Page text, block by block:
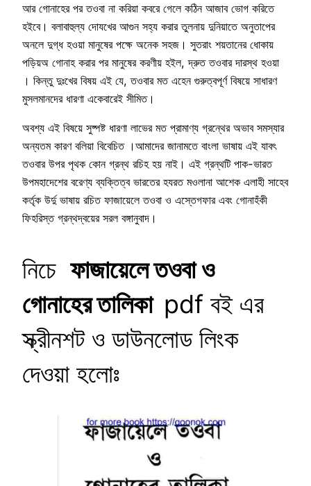
আর গোনাহের পর তওবা না করিয়া কবরে গেলে কঠিন আজাব ভোগ করিতে
হইবে। বলাবাহুল্য দোযখের আগুন সহ্য করার তুলনায় দুনিয়াতে অনুতাপের
অনলে দুগ্ধ হওয়া মানুষের পক্ষে অনেক সহজ। সুতরাং শয়তানের ধোকায়
পড়িয়অ গোনাহ করার পর মানুষের করণীয় হইল, দ্রুত তওবার দারস্থ হওয়া
। কিন্তু দুঃখের বিষয় এই যে, তওবার মত এহেন গুরুত্বপূর্ণ বিষয়ে সাধারণ
মুসলমানদের ধারণা একেবারেই সীমিত।
অবশ্য এই বিষয়ে সুষ্পষ্ট ধারণা লাভের মত প্রামাণ্য গ্রন্থের অভাব সমস্যার
অন্যতম কারণ বলিয়া বিবেচিত ।আমাদের জানামতে বাংলা ভাষায় এই যাবৎ
তওবার উপর পৃথক কোন গ্রন্থ রচিহ হয় নাই। এই গ্রন্থটি পাক-ভারত
উপমহাদেশের বরেণ্য ব্যক্তিত্ব ভারতের হযরত মওলানা আশেক এলাহী সাহেব
কর্তৃক উর্দু ভাষায় রচিত ফাজায়েলে তওবা ও এস্তেগফার এবং গোনাহঁকী
ফিহরিস্ত গ্রন্থদ্বয়ের সরল বঙ্গানুবাদ।
নিচে ফাজায়েলে তওবা ও
গোনাহের তালিকা pdf বই এর
স্ক্রীনশট ও ডাউনলোড লিংক
দেওয়া হলোঃ